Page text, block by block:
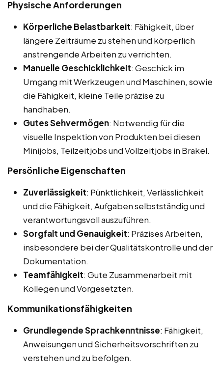
Physische Anforderungen
Körperliche Belastbarkeit: Fähigkeit, über
längere Zeiträume zu stehen und körperlich
anstrengende Arbeiten zu verrichten.
Manuelle Geschicklichkeit: Geschick im
Umgang mit Werkzeugen und Maschinen, sowie
die Fähigkeit, kleine Teile präzise zu
handhaben.
Gutes Sehvermögen: Notwendig für die
visuelle Inspektion von Produkten bei diesen
Minijobs, Teilzeitjobs und Vollzeitjobs in Brakel.
Persönliche Eigenschaften
Zuverlässigkeit: Pünktlichkeit, Verlässlichkeit
und die Fähigkeit, Aufgaben selbstständig und
verantwortungsvoll auszuführen.
Sorgfalt und Genauigkeit: Präzises Arbeiten,
insbesondere bei der Qualitätskontrolle und der
Dokumentation.
Teamfähigkeit: Gute Zusammenarbeit mit
Kollegen und Vorgesetzten.
Kommunikationsfähigkeiten
Grundlegende Sprachkenntnisse: Fähigkeit,
Anweisungen und Sicherheitsvorschriften zu
verstehen und zu befolgen.